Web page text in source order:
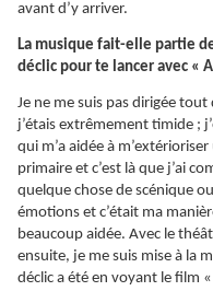
avant d’y arriver.
La musique fait-elle partie
déclic pour te lancer avec «
Je ne me suis pas dirigée
j’étais extrêmement timide ;
qui m’a aidée à
primaire et c’est là que j’ai
quelque chose de scénique
émotions et c’était ma
beaucoup aidée. Avec le
ensuite, je me suis mise à la
déclic a été en voyant le film «